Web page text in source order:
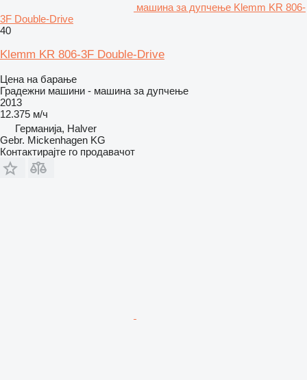
машина за дупчење Klemm KR 806-
3F Double-Drive
40
Klemm KR 806-3F Double-Drive
Цена на барање
Градежни машини - машина за дупчење
2013
12.375 м/ч
Германија, Halver
Gebr. Mickenhagen KG
Контактирајте го продавачот